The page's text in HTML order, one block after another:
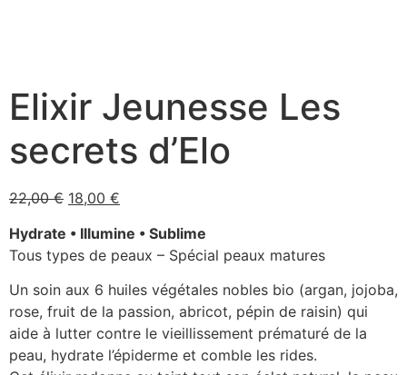
Elixir Jeunesse Les
secrets d’Elo
22,00€ 18,00 €
Hydrate • Illumine • Sublime
Tous types de peaux – Spécial peaux matures
Un soin aux 6 huiles végétales nobles bio (argan, jojoba,
rose, fruit de la passion, abricot, pépin de raisin) qui
aide à lutter contre le vieillissement prématuré de la
peau, hydrate l’épiderme et comble les rides.